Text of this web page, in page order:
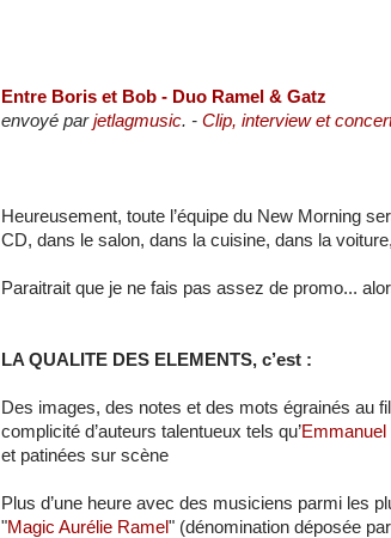
Entre Boris et Bob - Duo Ramel & Gatz
envoyé parjetlagmusic. - Clip, interview et
Heureusement, toute l’équipe du New Morning
CD, dans le salon, dans la cuisine, dans la
Paraitrait que je ne fais pas assez de promo...
LA QUALITE DES ELEMENTS, c’est :
Des images, des notes et des mots égrainés au
complicité d’auteurs talentueux tels qu’Emmanuel
et patinées sur scène
Plus d’une heure avec des musiciens parmi les
"Magic Aurélie Ramel" (dénomination déposée